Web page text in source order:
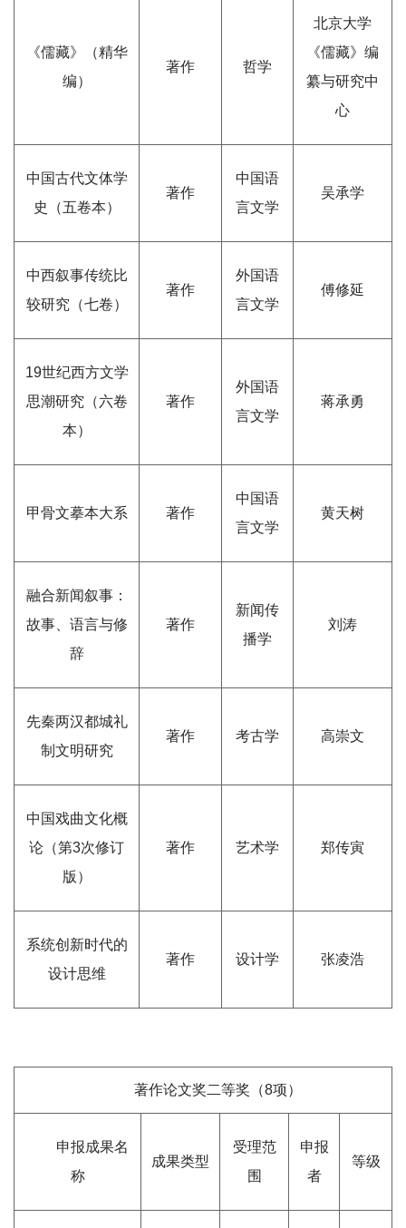
《儒藏》（精华
编）
著作 哲学
北京大学
《儒藏》编
纂与研究中
心
中国古代文体学
史（五卷本）
著作
中国语
言文学
吴承学
中西叙事传统比
较研究（七卷）
著作
外国语
言文学
傅修延
19世纪西方文学
思潮研究（六卷
本）
著作
外国语
言文学
蒋承勇
甲骨文摹本大系 著作
中国语
言文学
黄天树
融合新闻叙事：
故事、语言与修
辞
著作
新闻传
播学
刘涛
先秦两汉都城礼
制文明研究
著作 考古学 高崇文
中国戏曲文化概
论（第3次修订
版）
著作 艺术学 郑传寅
系统创新时代的
设计思维
著作 设计学 张凌浩
著作论文奖二等奖（8项）
申报成果名
称
成果类型
受理范
围
申报
者
等级